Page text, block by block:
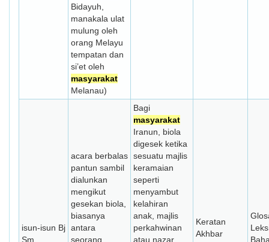
Bidayuh,
manakala ulat
mulung oleh
orang Melayu
tempatan dan
si’et oleh
masyarakat
Melanau)
isun-isun Bj
Sm
acara berbalas
pantun sambil
dialunkan
mengikut
gesekan biola,
biasanya
antara
seorang
Bagi
masyarakat
Iranun, biola
digesek ketika
sesuatu majlis
keramaian
seperti
menyambut
kelahiran
anak, majlis
perkahwinan
atau nazar
Keratan
Akhbar